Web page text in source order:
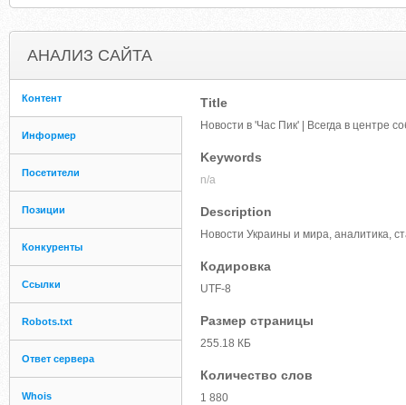
АНАЛИЗ САЙТА
Контент
Информер
Посетители
Позиции
Конкуренты
Ссылки
Robots.txt
Ответ сервера
Whois
Title
Новости в 'Час Пик' | Всегда в центре
Keywords
n/a
Description
Новости Украины и мира, аналитика,
Кодировка
UTF-8
Размер страницы
255.18 КБ
Количество слов
1 880